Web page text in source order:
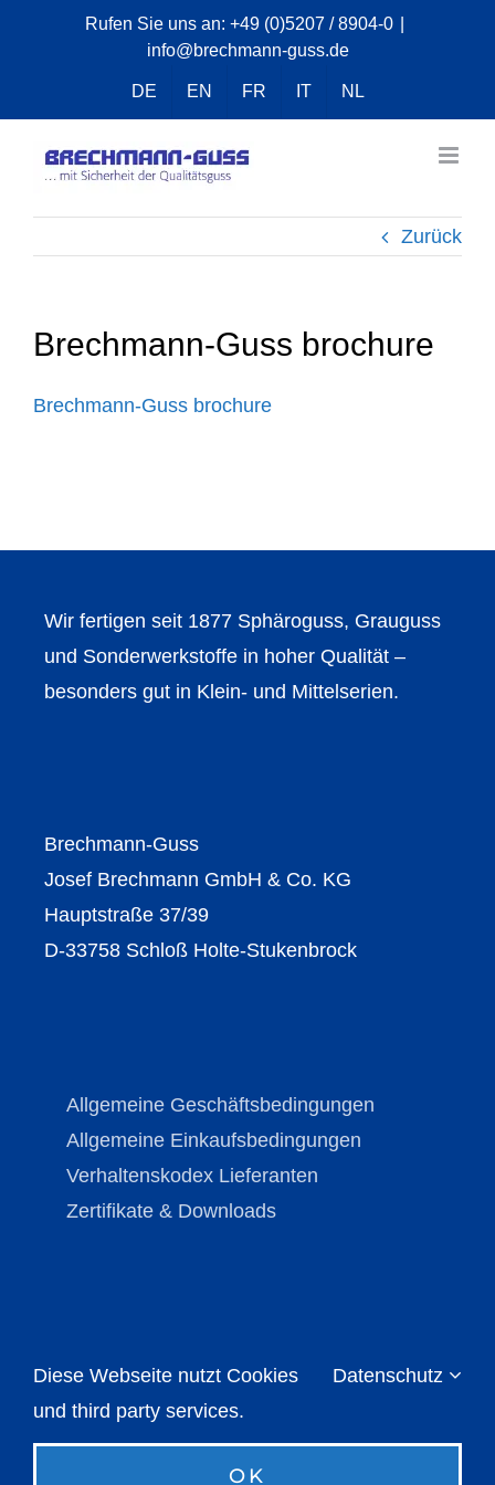
Rufen Sie uns an: +49 (0)5207 / 8904-0
info@brechmann-guss.de
DE EN FR IT NL
Zurück
Brechmann-Guss brochure
Brechmann-Guss brochure
Wir fertigen seit 1877 Sphäroguss, Grauguss
und Sonderwerkstoffe in hoher Qualität –
besonders gut in Klein- und Mittelserien.
Brechmann-Guss
Josef Brechmann GmbH & Co. KG
Hauptstraße 37/39
D-33758 Schloß Holte-Stukenbrock
Allgemeine Geschäftsbedingungen
Allgemeine Einkaufsbedingungen
Verhaltenskodex Lieferanten
Zertifikate & Downloads
Copyright © Brechmann-Guss 2026 | All Rights
Reserved |Impressum
InstagramLinkedIn
Diese Webseite nutzt Cookies
und third party services.
Datenschutz
OK